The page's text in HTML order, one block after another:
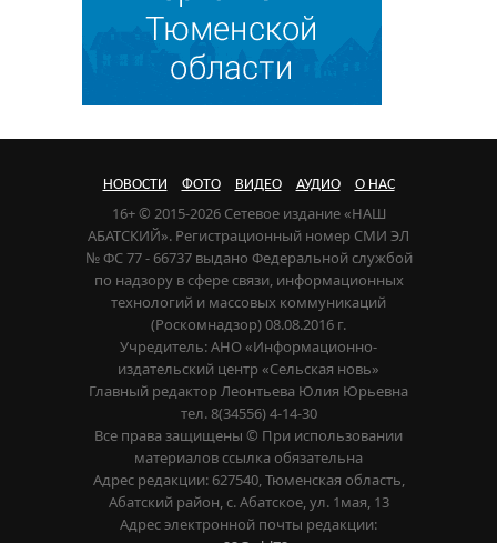
НОВОСТИ ФОТО ВИДЕО АУДИО О НАС
16+ © 2015-2026 Сетевое издание «НАШ
АБАТСКИЙ». Регистрационный номер СМИ ЭЛ
№ ФС 77 - 66737 выдано Федеральной службой
по надзору в сфере связи, информационных
технологий и массовых коммуникаций
(Роскомнадзор) 08.08.2016 г.
Учредитель: АНО «Информационно-
издательский центр «Сельская новь»
Главный редактор Леонтьева Юлия Юрьевна
тел. 8(34556) 4-14-30
Все права защищены © При использовании
материалов ссылка обязательна
Адрес редакции: 627540, Тюменская область,
Абатский район, с. Абатское, ул. 1мая, 13
Адрес электронной почты редакции: